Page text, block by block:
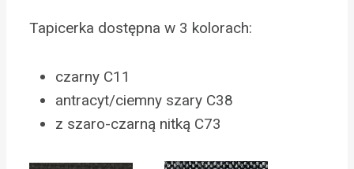
Tapicerka dostępna w 3 kolorach:
czarny C11
antracyt/ciemny szary C38
z szaro-czarną nitką C73